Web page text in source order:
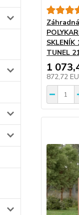
SKLENÍK
TUNEL
1
872,72